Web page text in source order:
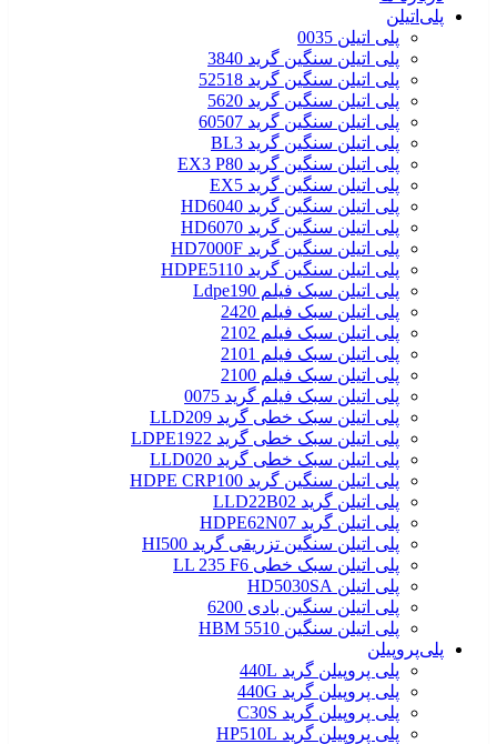
پلی‌اتیلن
پلی اتیلن 0035
پلی اتیلن سنگین گرید 3840
پلی اتیلن سنگین گرید 52518
پلی اتیلن سنگین گرید 5620
پلی اتیلن سنگین گرید 60507
پلی اتیلن سنگین گرید BL3
پلی اتیلن سنگین گرید EX3 P80
پلی اتیلن سنگین گرید EX5
پلی اتیلن سنگین گرید HD6040
پلی اتیلن سنگین گرید HD6070
پلی اتیلن سنگین گرید HD7000F
پلی اتیلن سنگین گرید HDPE5110
پلی اتیلن سبک فیلم Ldpe190
پلی اتیلن سبک فیلم 2420
پلی اتیلن سبک فیلم 2102
پلی اتیلن سبک فیلم 2101
پلی اتیلن سبک فیلم 2100
پلی اتیلن سبک فیلم گرید 0075
پلی اتیلن سبک خطی گرید LLD209
پلی اتیلن سبک خطی گرید LDPE1922
پلی اتیلن سبک خطی گرید LLD020
پلی اتیلن سنگین گرید HDPE CRP100
پلی اتیلن گرید LLD22B02
پلی اتیلن گرید HDPE62N07
پلی اتیلن سنگین تزریقی گرید HI500
پلی اتیلن سبک خطی LL 235 F6
پلی اتیلن HD5030SA
پلی اتیلن سنگین بادی 6200
پلی اتیلن سنگین HBM 5510
پلی‌پروپیلن
پلی پروپیلن گرید 440L
پلی پروپیلن گرید 440G
پلی پروپیلن گرید C30S
پلی پروپیلن گرید HP510L